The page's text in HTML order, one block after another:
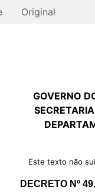
Original
GOVERNO
Este texto não
DECRETO Nº